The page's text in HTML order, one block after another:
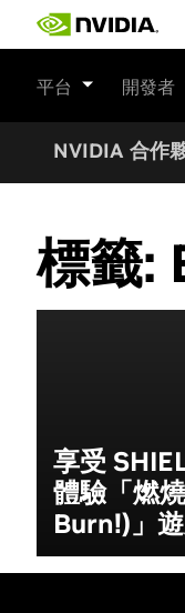
平台 開發者
NVIDIA 合作
標籤:
享受
體驗「燃
Burn!)」